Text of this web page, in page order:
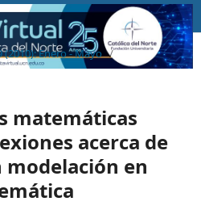
(2010): Enero - Mayo /
matemáticas
acerca de
modelación en